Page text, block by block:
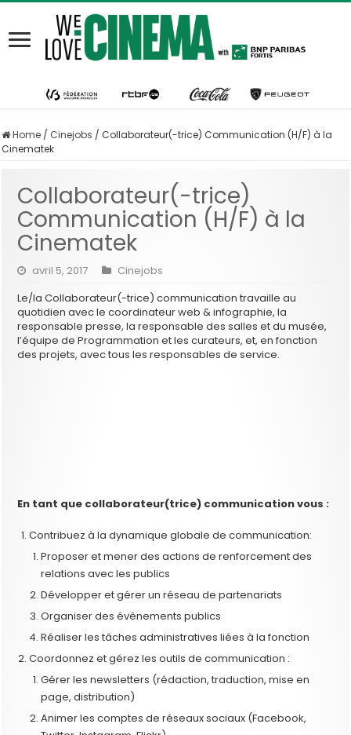
Home / Cinejobs / Collaborateur(-trice) Communication (H/F) à la
Cinematek
Collaborateur(-trice)
Communication (H/F) à la
Cinematek
avril 5, 2017
Cinejobs
Le/la Collaborateur(-trice) communication travaille au
quotidien avec le coordinateur web & infographie, la
responsable presse, la responsable des salles et du musée,
l’équipe de Programmation et les curateurs, et, en fonction
des projets, avec tous les responsables de service.
En tant que collaborateur(trice) communication vous :
Contribuez à la dynamique globale de communication:
Proposer et mener des actions de renforcement des
relations avec les publics
Développer et gérer un réseau de partenariats
Organiser des évènements publics
Réaliser les tâches administratives liées à la fonction
Coordonnez et gérez les outils de communication :
Gérer les newsletters (rédaction, traduction, mise en
page, distribution)
Animer les comptes de réseaux sociaux (Facebook,